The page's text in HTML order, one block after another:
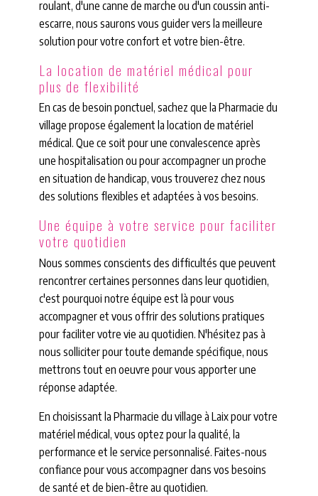
roulant, d'une canne de marche ou d'un coussin anti-
escarre, nous saurons vous guider vers la meilleure
solution pour votre confort et votre bien-être.
La location de matériel médical pour
plus de flexibilité
En cas de besoin ponctuel, sachez que la Pharmacie du
village propose également la location de matériel
médical. Que ce soit pour une convalescence après
une hospitalisation ou pour accompagner un proche
en situation de handicap, vous trouverez chez nous
des solutions flexibles et adaptées à vos besoins.
Une équipe à votre service pour faciliter
votre quotidien
Nous sommes conscients des difficultés que peuvent
rencontrer certaines personnes dans leur quotidien,
c'est pourquoi notre équipe est là pour vous
accompagner et vous offrir des solutions pratiques
pour faciliter votre vie au quotidien. N'hésitez pas à
nous solliciter pour toute demande spécifique, nous
mettrons tout en oeuvre pour vous apporter une
réponse adaptée.
En choisissant la Pharmacie du village à Laix pour votre
matériel médical, vous optez pour la qualité, la
performance et le service personnalisé. Faites-nous
confiance pour vous accompagner dans vos besoins
de santé et de bien-être au quotidien.